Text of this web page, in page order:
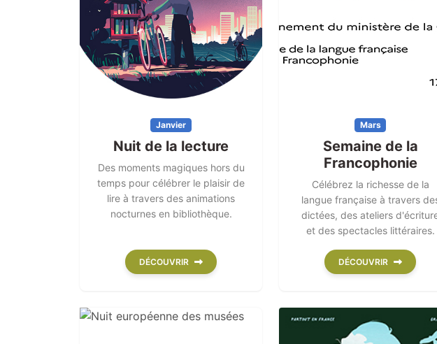
Janvier
Nuit de la lecture
Des moments magiques hors du
temps pour célébrer le plaisir de
lire à travers des animations
nocturnes en bibliothèque.
DÉCOUVRIR
Mars
Semaine de la
Francophonie
Célébrez la richesse de la
langue française à travers
dictées, des ateliers
et des spectacles littéraires.
DÉCOUVRIR